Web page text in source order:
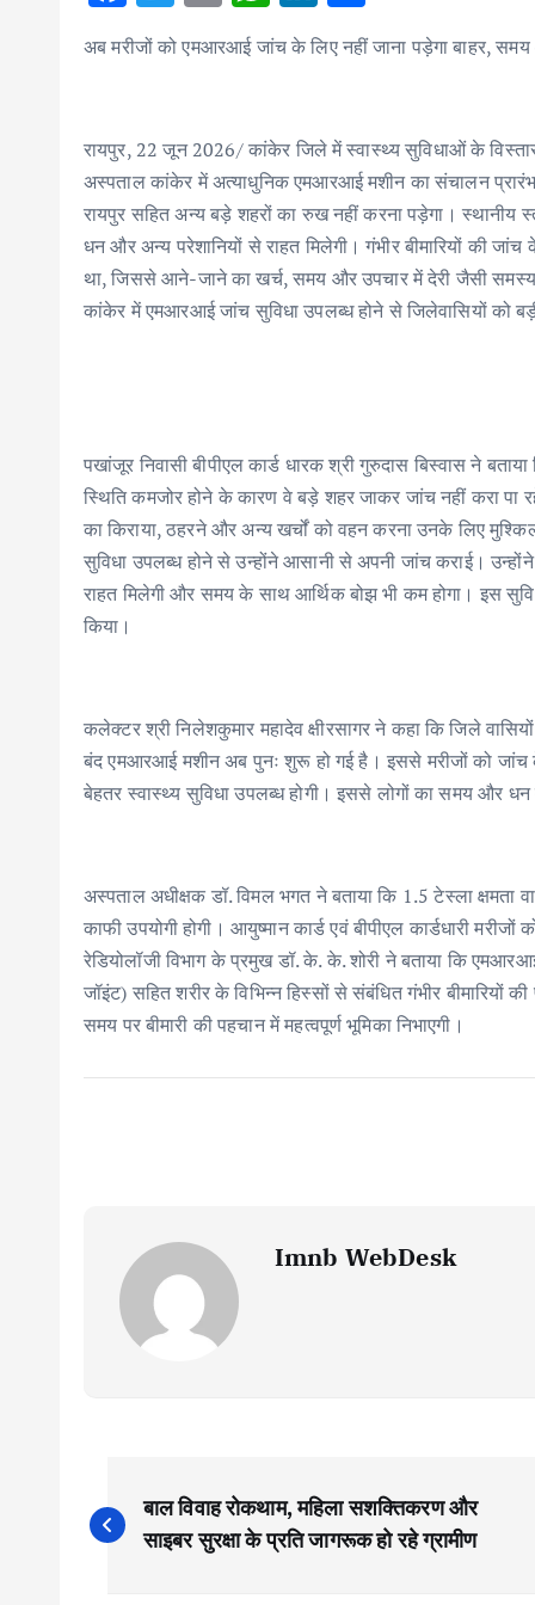
ac
e
o
o
k
it
r
m
ai
h
at
A
p
p
n
k
dI
n
h
ar
अब मरीजों को एमआरआई जांच के लिए नहीं जाना पड़ेगा बाहर, समय
रायपुर, 22 जून 2026/ कांकेर जिले में स्वास्थ्य सुविधाओं के विस्तार
अस्पताल कांकेर में अत्याधुनिक एमआरआई मशीन का संचालन
रायपुर सहित अन्य बड़े शहरों का रुख नहीं करना पड़ेगा। स्थानीय
धन और अन्य परेशानियों से राहत मिलेगी। गंभीर बीमारियों की
था, जिससे आने-जाने का खर्च, समय और उपचार में देरी जैसी
कांकेर में एमआरआई जांच सुविधा उपलब्ध होने से जिलेवासियों को
पखांजूर निवासी बीपीएल कार्ड धारक श्री गुरुदास बिस्वास ने
स्थिति कमजोर होने के कारण वे बड़े शहर जाकर जांच नहीं करा
का किराया, ठहरने और अन्य खर्चों को वहन करना उनके लिए
सुविधा उपलब्ध होने से उन्होंने आसानी से अपनी जांच कराई।
राहत मिलेगी और समय के साथ आर्थिक बोझ भी कम होगा। इस
किया।
कलेक्टर श्री निलेशकुमार महादेव क्षीरसागर ने कहा कि जिले
बंद एमआरआई मशीन अब पुनः शुरू हो गई है। इससे मरीजों को जांच
बेहतर स्वास्थ्य सुविधा उपलब्ध होगी। इससे लोगों का समय और धन
अस्पताल अधीक्षक डॉ. विमल भगत ने बताया कि 1.5 टेस्ला
काफी उपयोगी होगी। आयुष्मान कार्ड एवं बीपीएल कार्डधारी
रेडियोलॉजी विभाग के प्रमुख डॉ. के. के. शोरी ने बताया कि
जॉइंट) सहित शरीर के विभिन्न हिस्सों से संबंधित गंभीर बीमारियों
समय पर बीमारी की पहचान में महत्वपूर्ण भूमिका निभाएगी।
Imnb WebDesk
P
o
बाल विवाह रोकथाम, महिला सशक्तिकरण और
साइबर सुरक्षा के प्रति जागरूक हो रहे ग्रामीण